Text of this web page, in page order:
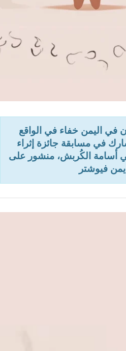
في اليمن خفاء في الواقع
في مسابقة جائزة إثراء
أسامة الكُربش، منشور على
فيوشتر